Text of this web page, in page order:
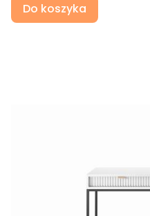
Do koszyka